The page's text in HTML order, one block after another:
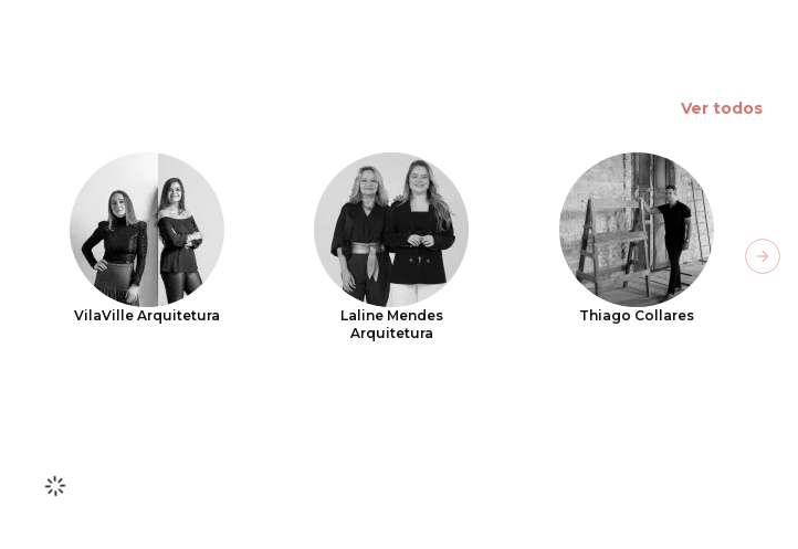
Ver todos
VilaVille Arquitetura
Laline Mendes
Arquitetura
Thiago Collares